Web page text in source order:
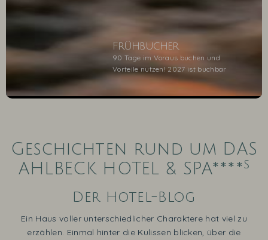
Frühbucher
90 Tage im Voraus buchen und
Vorteile nutzen! 2027 ist buchbar
Geschichten rund um DAS
AHLBECK HOTEL & SPA****s
Der Hotel-Blog
Ein Haus voller unterschiedlicher Charaktere hat viel zu
erzählen. Einmal hinter die Kulissen blicken, über die